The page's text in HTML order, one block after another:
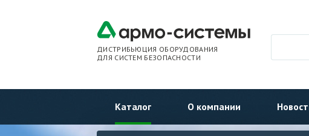
ДИСТРИБЬЮЦИЯ ОБОРУДОВАНИЯ
ДЛЯ СИСТЕМ БЕЗОПАСНОСТИ
Каталог О компании